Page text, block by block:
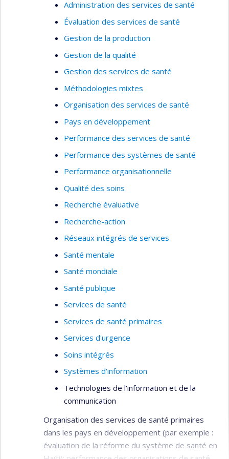
Développer, implanter et évaluer des
interventions en activité physique pour
promouvoir la santé mentale
Expertise en analyse statistique :
Analyse de données longitudinales
Méthodes d'analyse en inférence causale
(analyse de médiation)
Évaluation des propriétés psychométriques
d'instruments de mesure
Administration des services de santé
Évaluation des services de santé
Gestion de la production
Gestion de la qualité
Gestion des services de santé
Méthodologies mixtes
Organisation des services de santé
Pays en développement
Performance des services de santé
Performance des systèmes de santé
Performance organisationnelle
Qualité des soins
Recherche évaluative
Recherche-action
Réseaux intégrés de services
Santé mentale
Santé mondiale
Santé publique
Services de santé
Services de santé primaires
Services d'urgence
Soins intégrés
Systèmes d'information
Technologies de l'information et de la
communication
Organisation des services de santé primaires
dans les pays en développement (par exemple :
évaluation de la réforme du système de santé en